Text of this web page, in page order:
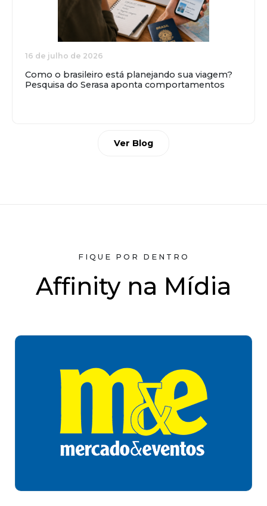
16 de julho de 2026
Como o brasileiro está planejando sua viagem?
Pesquisa do Serasa aponta comportamentos
Ver Blog
FIQUE POR DENTRO
Affinity na Mídia